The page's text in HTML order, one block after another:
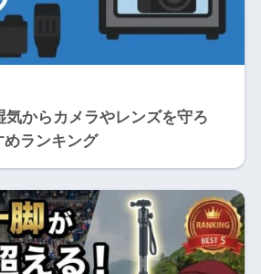
気からカメラやレンズを守ろ
めランキング